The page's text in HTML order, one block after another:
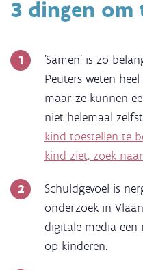
3 dingen
'Samen' is zo
Peuters weten
maar ze kunnen
niet helemaal
kind toestellen te
kind ziet, zoek
Schuldgevoel is
onderzoek in
digitale media een
op kinderen.